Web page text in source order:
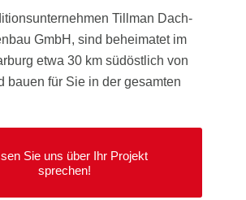
Tillman Dach-
GmbH, sind beheimatet im
etwa 30 km südöstlich von
bauen für Sie in der gesamten
Sie uns über Ihr Projekt
sprechen!